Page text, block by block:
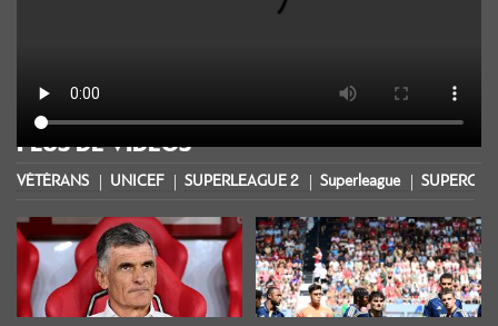
PLUS DE VIDÉOS
VÉTÉRANS UNICEF SUPERLEAGUE 2 Superleague